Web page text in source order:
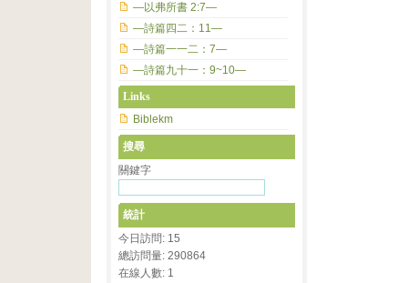
—以弗所書 2:7—
—詩篇四二：11—
—詩篇一一二：7—
—詩篇九十一：9~10—
Links
Biblekm
搜尋
關鍵字
統計
今日訪問: 15
總訪問量: 290864
在線人數: 1